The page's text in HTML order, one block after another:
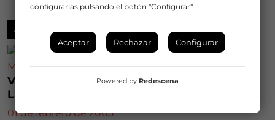
AYUDAS Y CONVOCATORIAS
V Premio de las Artes Escénicas de Castilla-
La Mancha Corral de Comedias de Almagro
01 de febrero de 2005
configurarlas pulsando el botón "Configurar".
Aceptar Rechazar Configurar
Powered by Redescena